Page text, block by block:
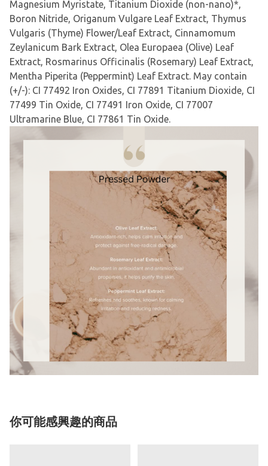
Magnesium Myristate, Titanium Dioxide (non-nano)*,
Boron Nitride, Origanum Vulgare Leaf Extract, Thymus
Vulgaris (Thyme) Flower/Leaf Extract, Cinnamomum
Zeylanicum Bark Extract, Olea Europaea (Olive) Leaf
Extract, Rosmarinus Officinalis (Rosemary) Leaf Extract,
Mentha Piperita (Peppermint) Leaf Extract. May contain
(+/-): CI 77492 Iron Oxides, CI 77891 Titanium Dioxide, CI
77499 Tin Oxide, CI 77491 Iron Oxide, CI 77007
Ultramarine Blue, CI 77861 Tin Oxide.
你可能感興趣的商品